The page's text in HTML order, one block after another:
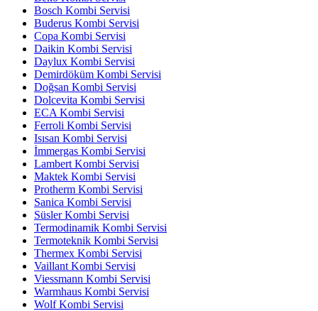
Bosch Kombi Servisi
Buderus Kombi Servisi
Copa Kombi Servisi
Daikin Kombi Servisi
Daylux Kombi Servisi
Demirdöküm Kombi Servisi
Doğsan Kombi Servisi
Dolcevita Kombi Servisi
ECA Kombi Servisi
Ferroli Kombi Servisi
Isısan Kombi Servisi
İmmergas Kombi Servisi
Lambert Kombi Servisi
Maktek Kombi Servisi
Protherm Kombi Servisi
Sanica Kombi Servisi
Süsler Kombi Servisi
Termodinamik Kombi Servisi
Termoteknik Kombi Servisi
Thermex Kombi Servisi
Vaillant Kombi Servisi
Viessmann Kombi Servisi
Warmhaus Kombi Servisi
Wolf Kombi Servisi